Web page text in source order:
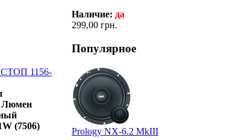
СТОП 1156-
Люмен
(7506)
Наличие: да
299,00 грн.
Популярное
Prology NX-6.2 MkIII